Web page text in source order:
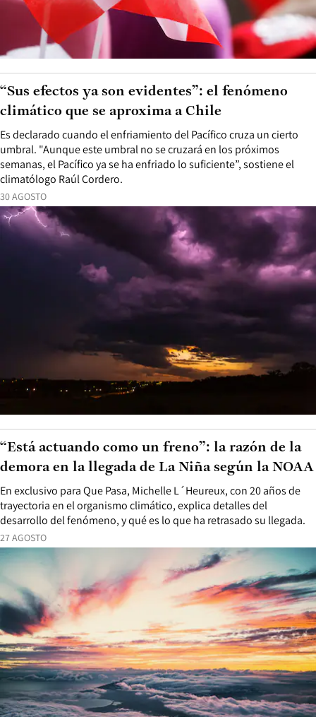
30 AGOSTO
Es declarado cuando el enfriamiento del Pacífico cruza un cierto
umbral. "Aunque este umbral no se cruzará en los próximos
semanas, el Pacífico ya se ha enfriado lo suficiente”, sostiene el
climatólogo Raúl Cordero.
“Sus efectos ya son evidentes”: el fenómeno
climático que se aproxima a Chile
27 AGOSTO
En exclusivo para Que Pasa, Michelle L´Heureux, con 20 años de
trayectoria en el organismo climático, explica detalles del
desarrollo del fenómeno, y qué es lo que ha retrasado su llegada.
“Está actuando como un freno”: la razón de la
demora en la llegada de La Niña según la NOAA